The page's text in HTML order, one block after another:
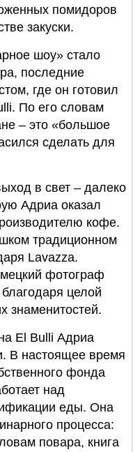
помидоров
закуски.
шоу» стало
последние
где он готовил
По его словам
– это «большое
сделать для
в свет – далеко
Адриа оказал
кофе.
традиционном
Lavazza.
фотограф
целой
знаменитостей.
El Bulli Адриа
В настоящее время
фонда
над
еды. Она
процесса:
повара, книга